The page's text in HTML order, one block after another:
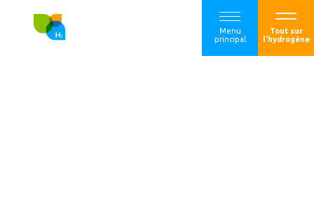
Menu
principal
Tout sur
l'hydrogène